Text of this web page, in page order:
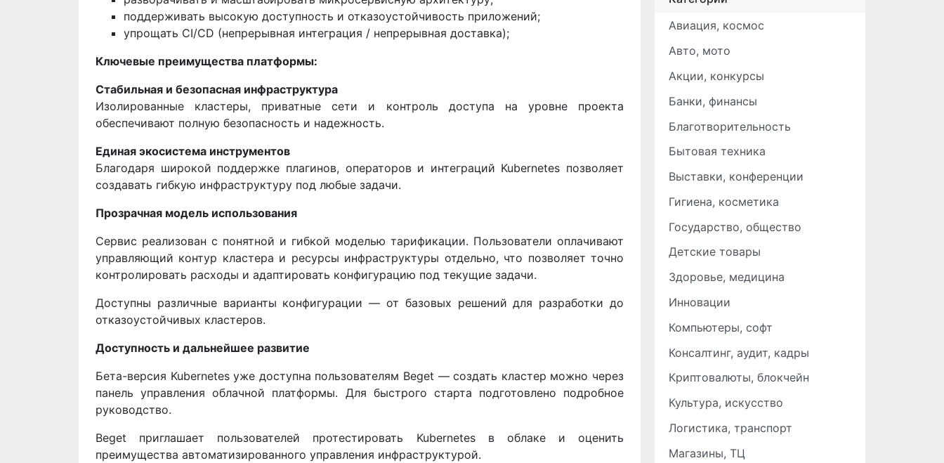
поддерживать высокую доступность и отказоустойчивость приложений;
упрощать CI/CD (непрерывная интеграция / непрерывная доставка);
Ключевые преимущества платформы:
Стабильная и безопасная инфраструктура
Изолированные кластеры, приватные сети и контроль доступа на уровне проекта
обеспечивают полную безопасность и надежность.
Единая экосистема инструментов
Благодаря широкой поддержке плагинов, операторов и интеграций Kubernetes позволяет
создавать гибкую инфраструктуру под любые задачи.
Прозрачная модель использования
Сервис реализован с понятной и гибкой моделью тарификации. Пользователи оплачивают
управляющий контур кластера и ресурсы инфраструктуры отдельно, что позволяет точно
контролировать расходы и адаптировать конфигурацию под текущие задачи.
Доступны различные варианты конфигурации — от базовых решений для разработки до
отказоустойчивых кластеров.
Доступность и дальнейшее развитие
Бета-версия Kubernetes уже доступна пользователям Beget — создать кластер можно через
панель управления облачной платформы. Для быстрого старта подготовлено подробное
руководство.
Beget приглашает пользователей протестировать Kubernetes в облаке и оценить
преимущества автоматизированного управления инфраструктурой.
Авиация, космос
Авто, мото
Акции, конкурсы
Банки, финансы
Благотворительность
Бытовая техника
Выставки, конференции
Гигиена, косметика
Государство, общество
Детские товары
Здоровье, медицина
Инновации
Компьютеры, софт
Консалтинг, аудит, кадры
Криптовалюты, блокчейн
Культура, искусство
Логистика, транспорт
Магазины, ТЦ